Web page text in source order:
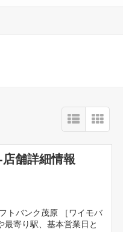
舗詳細情報
トバンク茂原 ［ワイモバ
最寄り駅、基本営業日と